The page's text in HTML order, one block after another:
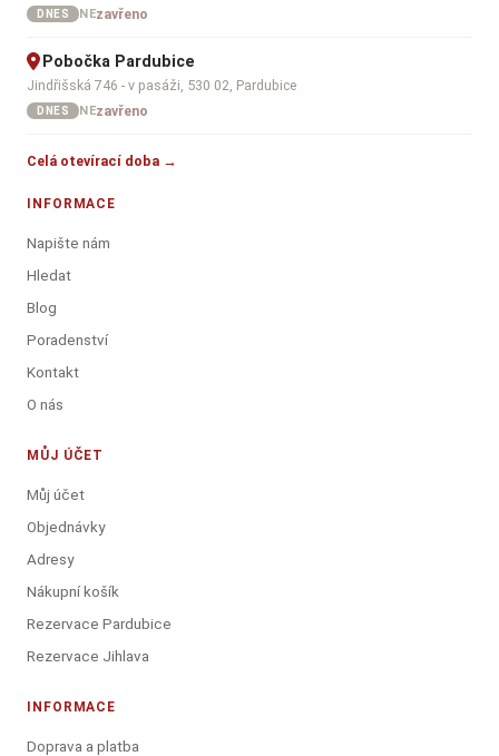
DNES NEzavřeno
Pobočka Pardubice
Jindřišská 746 - v pasáži, 530 02, Pardubice
DNES NEzavřeno
Celá otevírací doba →
INFORMACE
Napište nám
Hledat
Blog
Poradenství
Kontakt
O nás
MŮJ ÚČET
Můj účet
Objednávky
Adresy
Nákupní košík
Rezervace Pardubice
Rezervace Jihlava
INFORMACE
Doprava a platba